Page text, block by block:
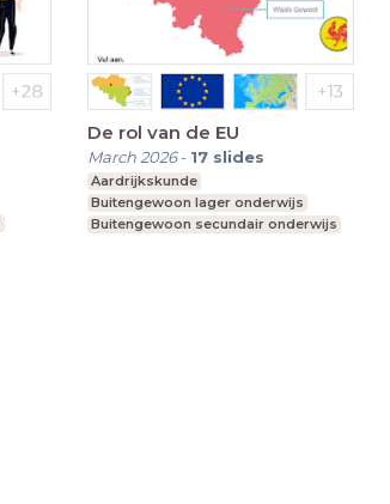
De rol van de EU
March 2026- 17 slides
Aardrijkskunde
Buitengewoon lager onderwijs
Buitengewoon secundair onderwijs